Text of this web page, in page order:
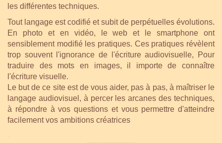
les différentes techniques.
Tout langage est codifié et subit de perpétuelles évolutions.
En photo et en vidéo, le web et le smartphone ont
sensiblement modifié les pratiques. Ces pratiques révèlent
trop souvent l'ignorance de l'écriture audiovisuelle, Pour
traduire des mots en images, il importe de connaître
l'écriture visuelle.
Le but de ce site est de vous aider, pas à pas, à maîtriser le
langage audiovisuel, à percer les arcanes des techniques,
à répondre à vos questions et vous permettre d'atteindre
facilement vos ambitions créatrices